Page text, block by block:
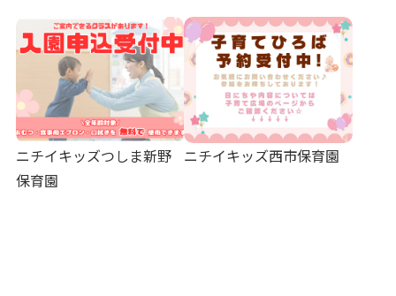
ニチイキッズつしま新野
保育園
ニチイキッズ西市保育園